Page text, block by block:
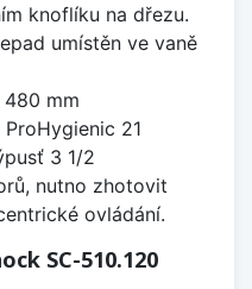
knoflíku na dřezu.
umístěn ve vaně
mm
21
3 1/2
nutno zhotovit
ovládání.
SC-510.120